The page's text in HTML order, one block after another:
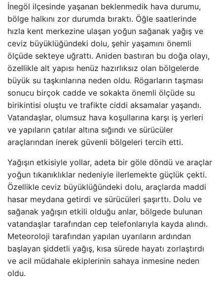
İnegöl ilçesinde yaşanan beklenmedik hava durumu,
bölge halkını zor durumda bıraktı. Öğle saatlerinde
hızla kent merkezine ulaşan yoğun sağanak yağış ve
ceviz büyüklüğündeki dolu, şehir yaşamını önemli
ölçüde sekteye uğrattı. Aniden bastıran bu doğa olayı,
özellikle alt yapısı henüz hazırlıksız olan bölgelerde
büyük su taşkınlarına neden oldu. Rögarların taşması
sonucu birçok cadde ve sokakta önemli ölçüde su
birikintisi oluştu ve trafikte ciddi aksamalar yaşandı.
Vatandaşlar, olumsuz hava koşullarına karşı iş yerleri
ve yapıların çatılar altına sığındı ve sürücüler
araçlarından inerek güvenli bölgeleri tercih etti.
Yağışın etkisiyle yollar, adeta bir göle döndü ve araçlar
yoğun tıkanıklıklar nedeniyle ilerlemekte güçlük çekti.
Özellikle ceviz büyüklüğündeki dolu, araçlarda maddi
hasar meydana getirdi ve sürücüleri şaşırttı. Dolu ve
sağanak yağışın etkili olduğu anlar, bölgede bulunan
vatandaşlar tarafından cep telefonlarıyla kayda alındı.
Meteoroloji tarafından yapılan uyarıların ardından
başlayan şiddetli yağış, kısa sürede hayatı zorlaştırdı
ve acil müdahale ekiplerinin sahaya inmesine neden
oldu.